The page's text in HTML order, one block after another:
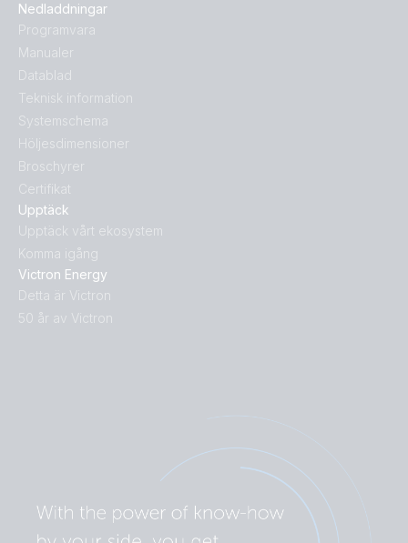
Upptäck
Upptäck vårt ekosystem
Komma igång
Victron Energy
Detta är Victron
50 år av Victron
Nedladdningar
Programvara
Manualer
Datablad
Teknisk information
Systemschema
Höljesdimensioner
Broschyrer
Certifikat